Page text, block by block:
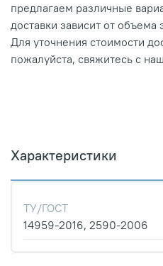
предлагаем различные
доставки зависит от объема
Для уточнения стоимости
пожалуйста, свяжитесь с
Характеристики
ТУ/ГОСТ
14959-2016, 2590-2006